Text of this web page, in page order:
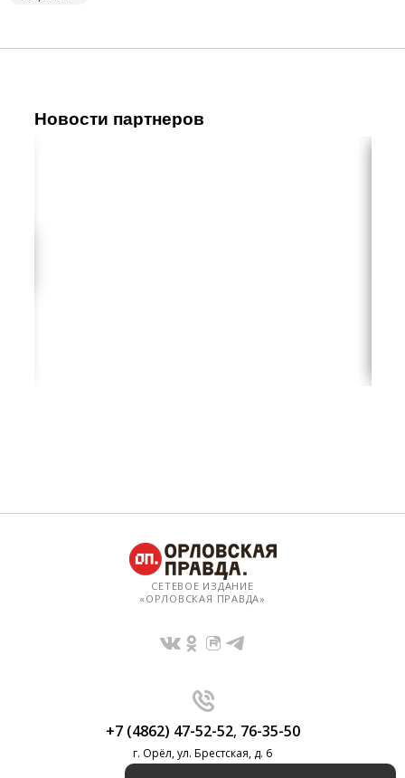
Новости партнеров
СЕТЕВОЕ ИЗДАНИЕ
«ОРЛОВСКАЯ ПРАВДА»
+7 (4862) 47-52-52, 76-35-50
г. Орёл, ул. Брестская, д. 6